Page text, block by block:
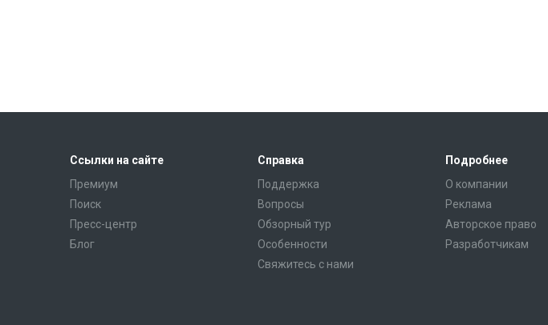
Ссылки на сайте
Премиум
Поиск
Пресс-центр
Блог
Справка
Поддержка
Вопросы
Обзорный тур
Особенности
Свяжитесь с нами
Подробнее
О компании
Реклама
Авторское право
Разработчикам